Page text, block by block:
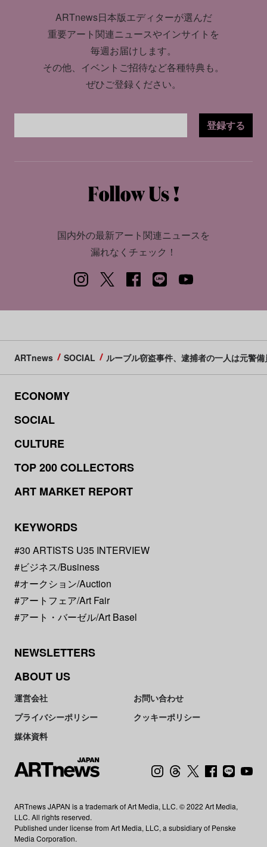
ARTnews日本版エディターが選んだ
重要アート関連ニュースやインサイトを
毎週お届けします。
その他、イベントご招待など各種特典も。
ぜひご登録ください。
登録する
国内外の最新アート関連ニュースを
漏れなくチェック！
ARTnews SOCIAL ルーブル窃盗事件、逮捕者の一人は元警
ECONOMY
SOCIAL
CULTURE
TOP 200 COLLECTORS
ART MARKET REPORT
KEYWORDS
#30 ARTISTS U35 INTERVIEW
#ビジネス/Business
#オークション/Auction
#アートフェア/Art Fair
#アート・バーゼル/Art Basel
NEWSLETTERS
ABOUT US
運営会社
お問い合わせ
プライバシーポリシー
クッキーポリシー
媒体資料
ARTnews JAPAN is a trademark of Art Media, LLC. © 2022 Art Media,
LLC. All rights reserved.
Published under license from Art Media, LLC, a subsidiary of Penske
Media Corporation.